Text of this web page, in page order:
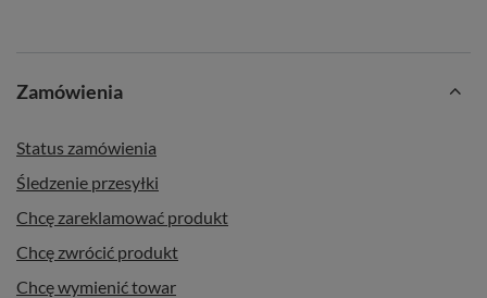
Zamówienia
Status zamówienia
Śledzenie przesyłki
Chcę zareklamować produkt
Chcę zwrócić produkt
Chcę wymienić towar